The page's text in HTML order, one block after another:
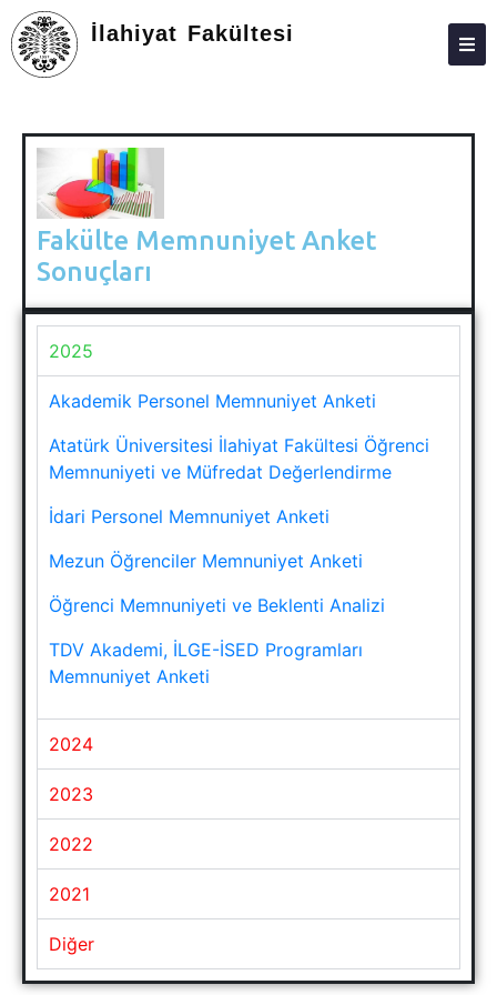
İlahiyat Fakültesi
BÖLÜMLER
EĞITIM
ARAŞTIRMA
TOPLUMA KATKI
ÖĞRENCILER
DEĞIŞIM PROGRAMLARI
FORMLAR
BILGI BANKASI
Fakülte Memnuniyet Anket
Sonuçları
2025
Akademik Personel Memnuniyet Anketi
Atatürk Üniversitesi İlahiyat Fakültesi Öğrenci
Memnuniyeti ve Müfredat Değerlendirme
İdari Personel Memnuniyet Anketi
Mezun Öğrenciler Memnuniyet Anketi
Öğrenci Memnuniyeti ve Beklenti Analizi
TDV Akademi, İLGE-İSED Programları
Memnuniyet Anketi
2024
2023
2022
2021
Diğer